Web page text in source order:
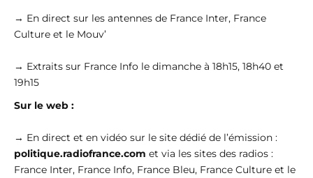
→ En direct sur les antennes de France Inter, France
Culture et le Mouv’
→ Extraits sur France Info le dimanche à 18h15, 18h40 et
19h15
Sur le web :
→ En direct et en vidéo sur le site dédié de l’émission :
politique.radiofrance.com et via les sites des radios :
France Inter, France Info, France Bleu, France Culture et le